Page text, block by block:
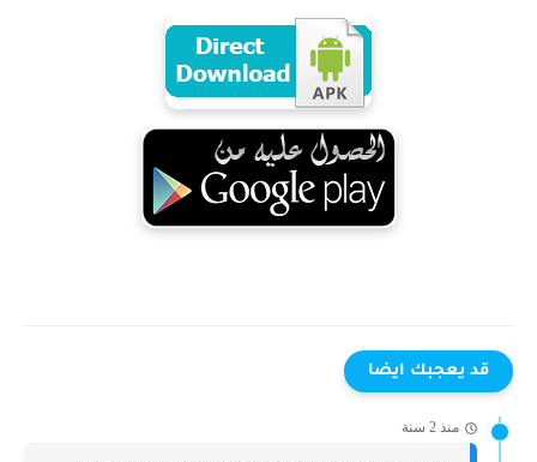
قد يعجبك ايضا
منذ 2 سنة